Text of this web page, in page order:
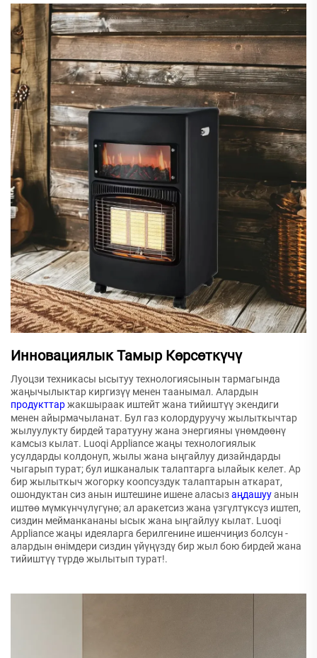
Инновациялык Тамыр Көрсөткүчү
Луоцзи техникасы ысытуу технологиясынын тармагында
жаңычылыктар киргизүү менен таанымал. Алардын
продукттаржакшыраак иштейт жана тийиштүү экендиги
менен айырмачыланат. Бул газ колордуруучу жылыткычтар
жылуулукту бирдей таратууну жана энергияны үнөмдөөнү
камсыз кылат. Luoqi Appliance жаңы технологиялык
усулдарды колдонуп, жылы жана ыңгайлуу дизайндарды
чыгарып турат; бул ишканалык талаптарга ылайык келет. Ар
бир жылыткыч жогорку коопсуздук талаптарын аткарат,
ошондуктан сиз анын иштешине ишене аласызаңдашууанын
иштөө мүмкүнчүлүгүнө; ал аракетсиз жана үзгүлтүксүз иштеп,
сиздин мейманкананы ысык жана ыңгайлуу кылат. Luoqi
Appliance жаңы идеяларга берилгенине ишенчиңиз болсун -
алардын өнімдери сиздин үйүңүздү бир жыл бою бирдей жана
тийиштүү түрдө жылытып турат!.